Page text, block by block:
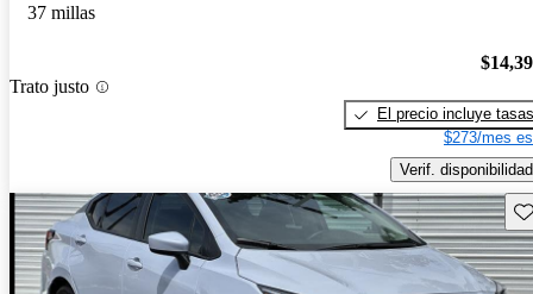
37 millas
Trato justo
El precio incluye tasas
$273/mes
Verif. disponibilidad